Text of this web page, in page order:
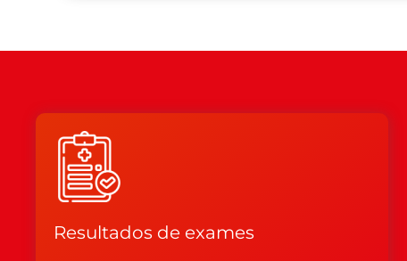
Resultados de exames